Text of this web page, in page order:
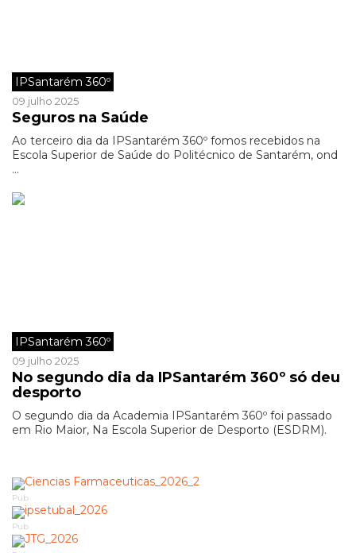
IPSantarém 360º
09 julho 2025
Seguros na Saúde
Ao terceiro dia da IPSantarém 360º fomos recebidos na
Escola Superior de Saúde do Politécnico de Santarém, ond
...
IPSantarém 360º
09 julho 2025
No segundo dia da IPSantarém 360º só deu
desporto
O segundo dia da Academia IPSantarém 360º foi passado
em Rio Maior, Na Escola Superior de Desporto (ESDRM).
Pub
Pub